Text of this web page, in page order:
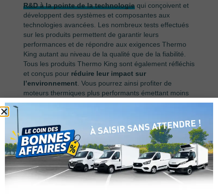
R&D à la pointe de la technologie qui conçoivent et
développent des systèmes et composantes aux
technologies avancées. Les nombreux tests effectués
sur les produits permettent de garantir leurs
performances et de répondre aux exigences Thermo
King autant au niveau de la qualité que de la fiabilité.
Tous les produits Thermo King sont également réfléchis
et conçus pour réduire leur impact sur
l’environnement . Vous pourrez ainsi profiter de
moteurs thermiques plus performants émettant moins
de CO2 et réduisant votre facture de carburant. Cette
durable et le respect de l’environnement ont permis à
Thermo King de concevoir des systèmes à température
contrôlée électrique, hybride ou encore cryogénique
qui répondent tous aux réglementations en vigueur.